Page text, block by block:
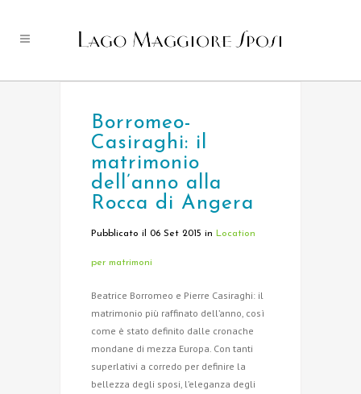
Borromeo-
Casiraghi: il
matrimonio
dell’anno alla
Rocca di Angera
Pubblicato il 06 Set 2015 in Location
per matrimoni
Beatrice Borromeo e Pierre Casiraghi: il
matrimonio più raffinato dell’anno, così
come è stato definito dalle cronache
mondane di mezza Europa. Con tanti
superlativi a corredo per definire la
bellezza degli sposi, l’eleganza degli